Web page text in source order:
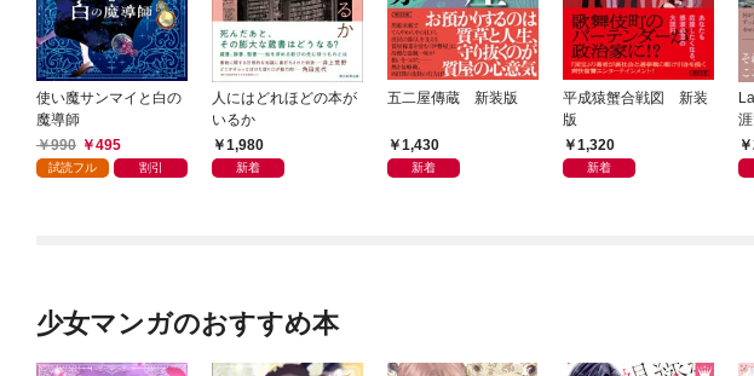
使い魔サンマイと白の
魔導師
990
495
試読フル 割引
人にはどれほどの本が
いるか
1,980
新着
五二屋傳蔵 新装版
1,430
新着
平成猿蟹合戦図 新装
版
1,320
新着
少女マンガのおすすめ本